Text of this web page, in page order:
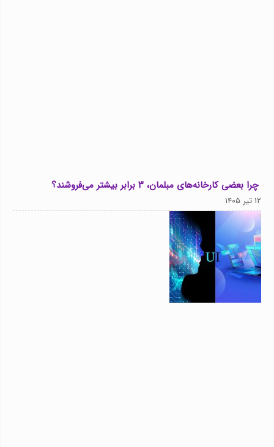
چرا بعضی کارخانه‌های مبلمان، ۳ برابر بیشتر می‌فروشند؟
۱۲ تیر ۱۴۰۵